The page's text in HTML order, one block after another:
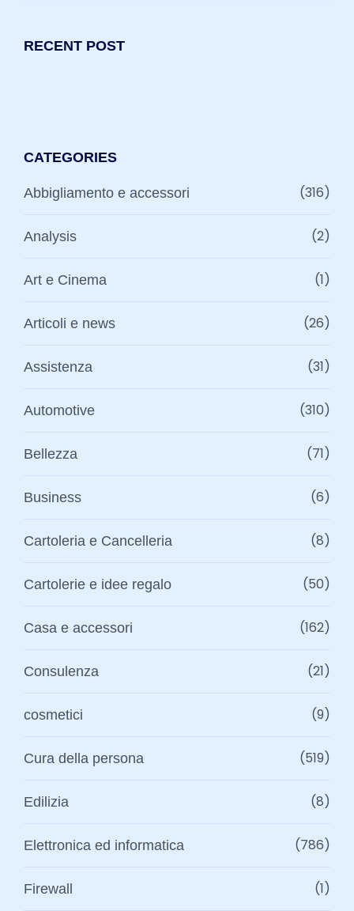
RECENT POST
CATEGORIES
Abbigliamento e accessori (316)
Analysis (2)
Art e Cinema (1)
Articoli e news (26)
Assistenza (31)
Automotive (310)
Bellezza (71)
Business (6)
Cartoleria e Cancelleria (8)
Cartolerie e idee regalo (50)
Casa e accessori (162)
Consulenza (21)
cosmetici (9)
Cura della persona (519)
Edilizia (8)
Elettronica ed informatica (786)
Firewall (1)